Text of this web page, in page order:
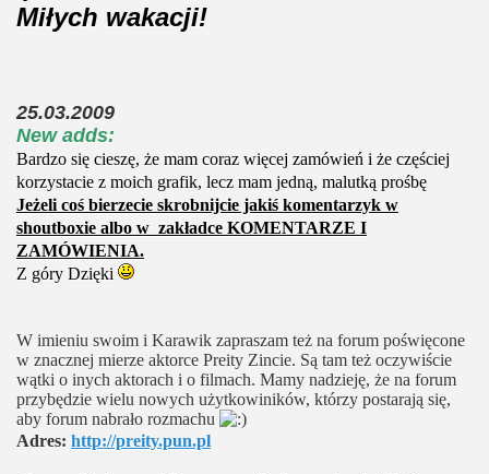
Miłych wakacji!
25.03.2009
New adds:
Bardzo się cieszę, że mam coraz więcej zamówień i że częściej
korzystacie z moich grafik, lecz mam jedną, malutką prośbę
Jeżeli coś bierzecie skrobnijcie jakiś komentarzyk w
shoutboxie albo w zakładce KOMENTARZE I
ZAMÓWIENIA.
Z góry Dzięki
W imieniu swoim i Karawik zapraszam też na forum poświęcone
w znacznej mierze aktorce Preity Zincie. Są tam też oczywiście
wątki o inych aktorach i o filmach. Mamy nadzieję, że na forum
przybędzie wielu nowych użytkowiników, którzy postarają się,
aby forum nabrało rozmachu
Adres: http://preity.pun.pl